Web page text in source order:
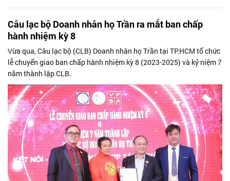
Câu lạc bộ Doanh nhân họ Trần ra mắt ban chấp
hành nhiệm kỳ 8
Vừa qua, Câu lạc bộ (CLB) Doanh nhân họ Trần tại TP.HCM tổ chức
lễ chuyển giao ban chấp hành nhiệm kỳ 8 (2023-2025) và kỷ niệm 7
năm thành lập CLB.